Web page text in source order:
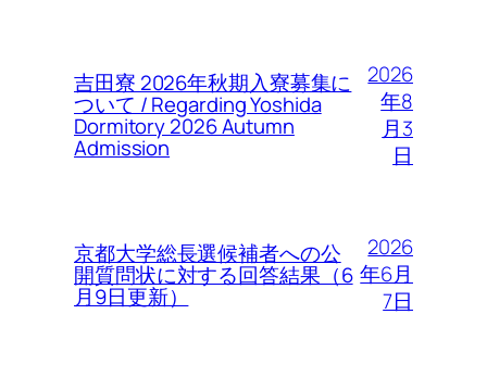
吉田寮 2026年秋期入寮募集に
ついて / Regarding Yoshida
Dormitory 2026 Autumn
Admission
2026
年8
月3
日
京都大学総長選候補者への公
開質問状に対する回答結果（6
月9日更新）
2026
年6月
7日